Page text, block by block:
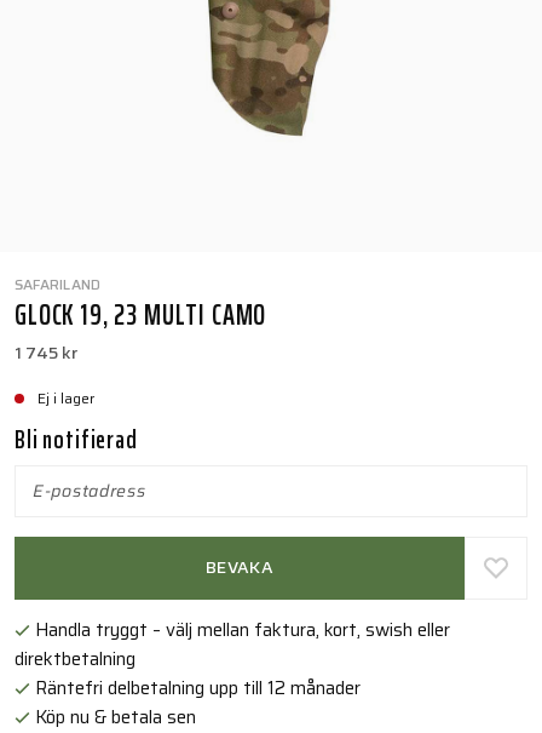
SAFARILAND
GLOCK 19, 23 MULTI CAMO
1 745 kr
Ej i lager
Bli notifierad
BEVAKA
Handla tryggt – välj mellan faktura, kort, swish eller
direktbetalning
Räntefri delbetalning upp till 12 månader
Köp nu & betala sen